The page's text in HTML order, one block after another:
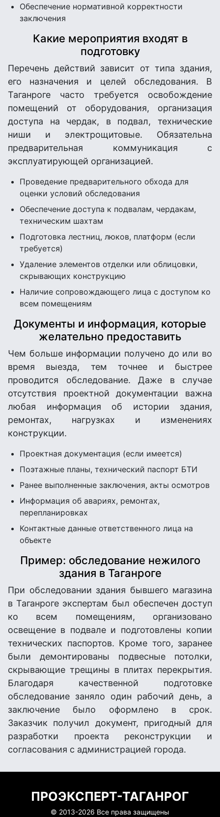
Обеспечение нормативной корректности
заключения
Какие мероприятия входят в
подготовку
Перечень действий зависит от типа здания,
его назначения и целей обследования. В
Таганроге часто требуется освобождение
помещений от оборудования, организация
доступа на чердак, в подвал, технические
ниши и электрощитовые. Обязательна
предварительная коммуникация с
эксплуатирующей организацией.
Проведение предварительного обхода для
оценки условий обследования
Обеспечение доступа к подвалам, чердакам,
техническим шахтам
Подготовка лестниц, люков, платформ (если
требуется)
Удаление элементов отделки или облицовки,
скрывающих конструкцию
Наличие сопровождающего лица с доступом ко
всем помещениям
Документы и информация, которые
желательно предоставить
Чем больше информации получено до или во
время выезда, тем точнее и быстрее
проводится обследование. Даже в случае
отсутствия проектной документации важна
любая информация об истории здания,
ремонтах, нагрузках и изменениях
конструкции.
Проектная документация (если имеется)
Поэтажные планы, технический паспорт БТИ
Ранее выполненные заключения, акты осмотров
Информация об авариях, ремонтах,
перепланировках
Контактные данные ответственного лица на
объекте
Пример: обследование нежилого
здания в Таганроге
При обследовании здания бывшего магазина
в Таганроге экспертам был обеспечен доступ
ко всем помещениям, организовано
освещение в подвале и подготовлены копии
технических паспортов. Кроме того, заранее
были демонтированы подвесные потолки,
скрывающие трещины в плитах перекрытия.
Благодаря качественной подготовке
обследование заняло один рабочий день, а
заключение было оформлено в срок.
Заказчик получил документ, пригодный для
разработки проекта реконструкции и
согласования с администрацией города.
ПРОЭКСПЕРТ-ТАГАНРОГ
© 2013-2026 Все права защищены